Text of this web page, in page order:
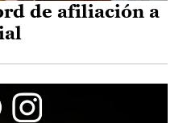
de afiliación a